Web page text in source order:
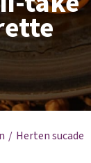
Herten sucade